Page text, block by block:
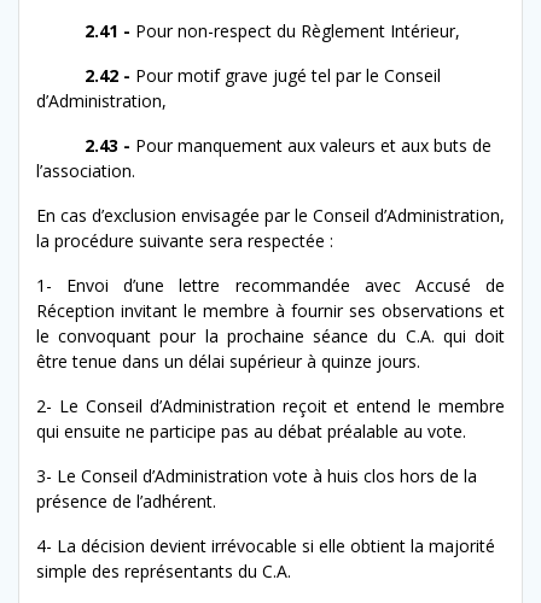
2.41 - Pour non-​respect du Règlement Intérieur,
2.42 - Pour motif grave jugé tel par le Conseil
d’Administration,
2.43 - Pour man­que­ment aux valeurs et aux buts de
l’association.
En cas d’ex­clu­sion envis­agée par le Conseil d’Administration,
la procé­dure suiv­ante sera respectée :
1- Envoi d’une let­tre recom­mandée avec Accusé de
Réception invi­tant le mem­bre à fournir ses obser­va­tions et
le con­vo­quant pour la prochaine séance du C.A. qui doit
être tenue dans un délai supérieur à quinze jours.
2- Le Conseil d’Administration reçoit et entend le mem­bre
qui ensuite ne par­ticipe pas au débat préal­able au vote.
3- Le Conseil d’Administration vote à huis clos hors de la
présence de l’adhérent.
4- La déci­sion devient irrévo­ca­ble si elle obtient la majorité
sim­ple des représen­tants du C.A.